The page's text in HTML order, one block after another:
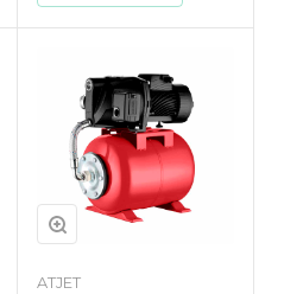
ATJET